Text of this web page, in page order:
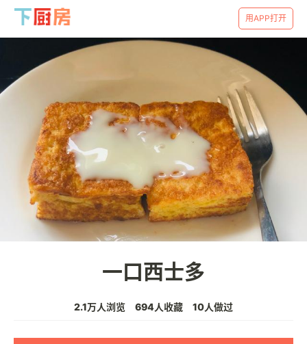
用APP打开
一口西士多
2.1万人浏览 694人收藏 10人做过